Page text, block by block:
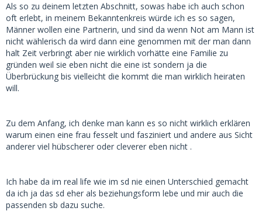
Als so zu deinem letzten Abschnitt, sowas habe ich auch schon
oft erlebt, in meinem Bekanntenkreis würde ich es so sagen,
Männer wollen eine Partnerin, und sind da wenn Not am Mann ist
nicht wählerisch da wird dann eine genommen mit der man dann
halt Zeit verbringt aber nie wirklich vorhätte eine Familie zu
gründen weil sie eben nicht die eine ist sondern ja die
Überbrückung bis vielleicht die kommt die man wirklich heiraten
will.
Zu dem Anfang, ich denke man kann es so nicht wirklich erklären
warum einen eine frau fesselt und fasziniert und andere aus Sicht
anderer viel hübscherer oder cleverer eben nicht .
Ich habe da im real life wie im sd nie einen Unterschied gemacht
da ich ja das sd eher als beziehungsform lebe und mir auch die
passenden sb dazu suche.